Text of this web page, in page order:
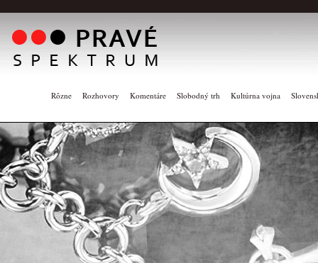
Rôzne Rozhovory Komentáre Slobodný trh Kultúrna vojna